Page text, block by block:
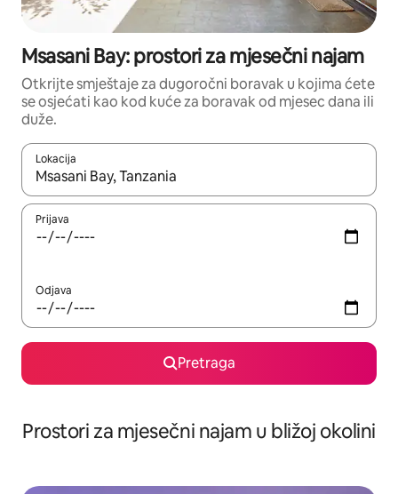
Msasani Bay: prostori za mjesečni najam
Otkrijte smještaje za dugoročni boravak u kojima ćete
se osjećati kao kod kuće za boravak od mjesec dana ili
duže.
Lokacija
Kad su rezultati dostupni, možete da se krećete kroz njih
Prijava
Odjava
Pretraga
Prostori za mjesečni najam u bližoj okolini